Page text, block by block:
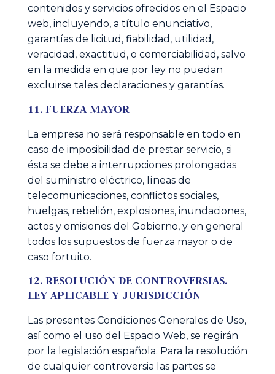
contenidos y servicios ofrecidos en el Espacio
web, incluyendo, a título enunciativo,
garantías de licitud, fiabilidad, utilidad,
veracidad, exactitud, o comerciabilidad, salvo
en la medida en que por ley no puedan
excluirse tales declaraciones y garantías.
11. FUERZA MAYOR
La empresa no será responsable en todo en
caso de imposibilidad de prestar servicio, si
ésta se debe a interrupciones prolongadas
del suministro eléctrico, líneas de
telecomunicaciones, conflictos sociales,
huelgas, rebelión, explosiones, inundaciones,
actos y omisiones del Gobierno, y en general
todos los supuestos de fuerza mayor o de
caso fortuito.
12. RESOLUCIÓN DE CONTROVERSIAS.
LEY APLICABLE Y JURISDICCIÓN
Las presentes Condiciones Generales de Uso,
así como el uso del Espacio Web, se regirán
por la legislación española. Para la resolución
de cualquier controversia las partes se